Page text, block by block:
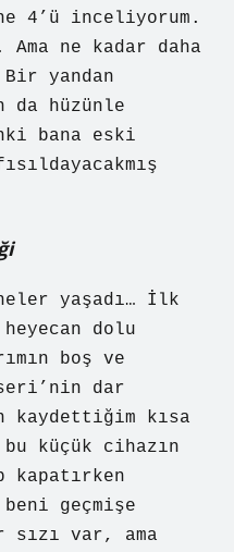
4’ü inceliyorum.
ne kadar daha
yandan
da hüzünle
bana eski
yaşadı… İlk
dolu
boş ve
dar
kaydettiğim kısa
küçük cihazın
kapatırken
geçmişe
var, ama